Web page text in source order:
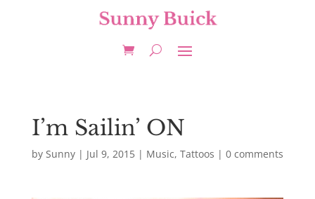
I’m Sailin’ ON
by Sunny| Jul 9, 2015| Music, Tattoos | 0 comments